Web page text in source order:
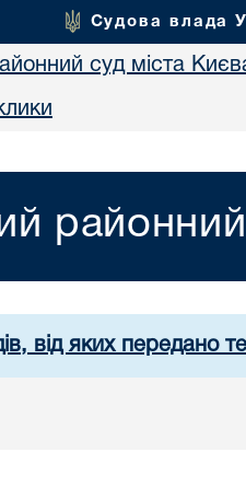
Судова влада
суд міста
від яких передано